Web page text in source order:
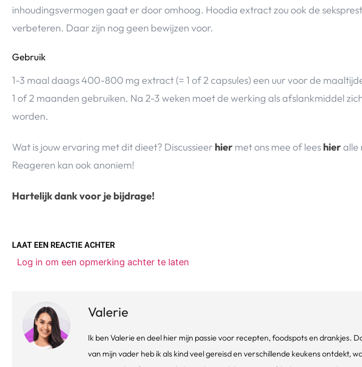
inhoudingsvermogen gaat er door omhoog. Hoodia extract zou ook de
verbeteren. Daar zijn nog geen bewijzen voor.
Gebruik
1-3 maal daags 400-800 mg extract (= 1 of 2 capsules) een uur voor de
1 of 2 maanden gebruiken. Na 2-3 weken moet de werking als afslankmiddel
worden.
Wat is jouw ervaring met dit dieet? Discussieer hier met ons mee of lees hier alle
Reageren kan ook anoniem!
Hartelijk dank voor je bijdrage!
LAAT EEN REACTIE ACHTER
Log in om een opmerking achter te laten
Valerie
Ik ben Valerie en deel hier mijn passie voor recepten, foodspots en drankjes.
van mijn vader heb ik als kind veel gereisd en verschillende keukens ontdekt,